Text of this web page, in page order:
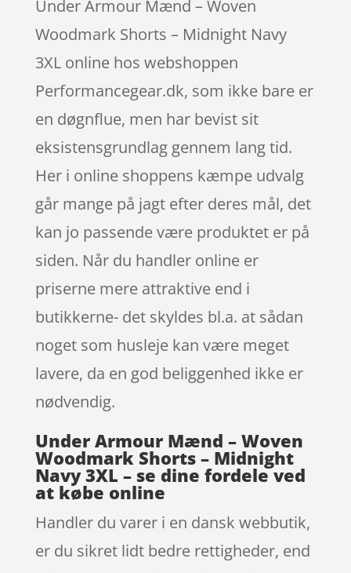
Under Armour Mænd – Woven
Woodmark Shorts – Midnight Navy
3XL online hos webshoppen
Performancegear.dk, som ikke bare er
en døgnflue, men har bevist sit
eksistensgrundlag gennem lang tid.
Her i online shoppens kæmpe udvalg
går mange på jagt efter deres mål, det
kan jo passende være produktet er på
siden. Når du handler online er
priserne mere attraktive end i
butikkerne- det skyldes bl.a. at sådan
noget som husleje kan være meget
lavere, da en god beliggenhed ikke er
nødvendig.
Under Armour Mænd – Woven
Woodmark Shorts – Midnight
Navy 3XL – se dine fordele ved
at købe online
Handler du varer i en dansk webbutik,
er du sikret lidt bedre rettigheder, end